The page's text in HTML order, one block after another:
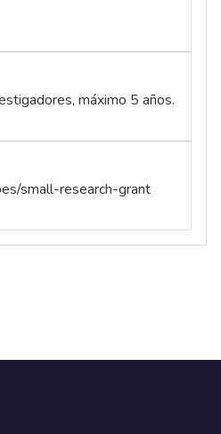
máximo 5 años.
small-research-grant